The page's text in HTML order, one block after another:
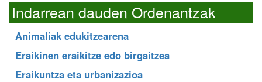
Indarrean dauden Ordenantzak
Animaliak edukitzearena
Eraikinen eraikitze edo birgaitzea
Eraikuntza eta urbanizazioa